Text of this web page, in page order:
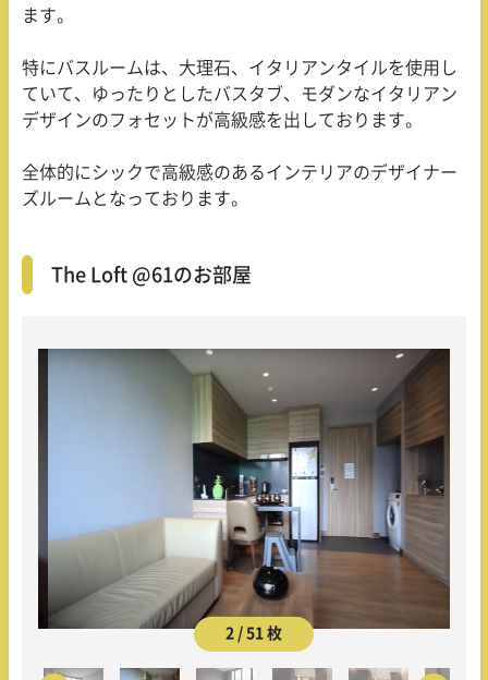
ます。
特にバスルームは、大理石、イタリアンタイルを使用し
ていて、ゆったりとしたバスタブ、モダンなイタリアン
デザインのフォセットが高級感を出しております。
全体的にシックで高級感のあるインテリアのデザイナー
ズルームとなっております。
The Loft @61のお部屋
2 / 51 枚